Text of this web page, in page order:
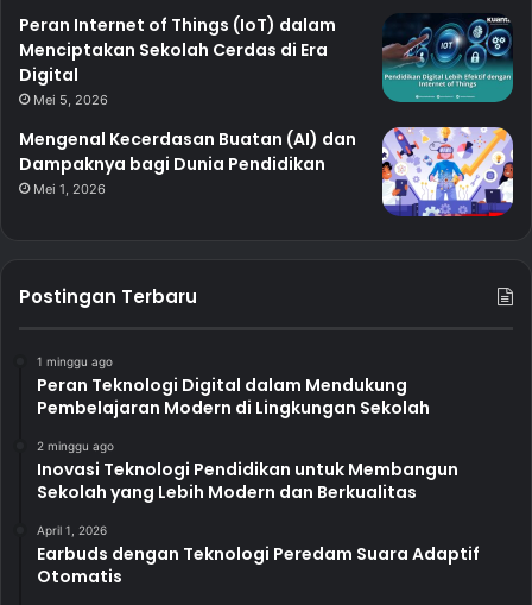
Peran Internet of Things (IoT) dalam
Menciptakan Sekolah Cerdas di Era
Digital
Mei 5, 2026
Mengenal Kecerdasan Buatan (AI) dan
Dampaknya bagi Dunia Pendidikan
Mei 1, 2026
Postingan Terbaru
1 minggu ago
Peran Teknologi Digital dalam Mendukung
Pembelajaran Modern di Lingkungan Sekolah
2 minggu ago
Inovasi Teknologi Pendidikan untuk Membangun
Sekolah yang Lebih Modern dan Berkualitas
April 1, 2026
Earbuds dengan Teknologi Peredam Suara Adaptif
Otomatis